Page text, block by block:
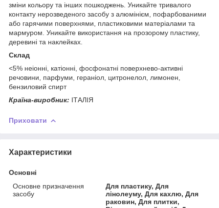
зміни кольору та інших пошкоджень. Уникайте тривалого
контакту нерозведеного засобу з алюмінієм, пофарбованими
або гарячими поверхнями, пластиковими матеріалами та
мармуром. Уникайте використання на прозорому пластику,
деревині та наклейках.
Склад
<5% неіонні, катіонні, фосфонатні поверхнево-активні
речовини, парфуми, гераніол, цитронелол, лимонен,
бензиловий спирт
Країна-виробник: ІТАЛІЯ
Приховати
Характеристики
Основні
Основне призначення
засобу
Для пластику, Для
лінолеуму, Для кахлю, Для
раковин, Для плитки,